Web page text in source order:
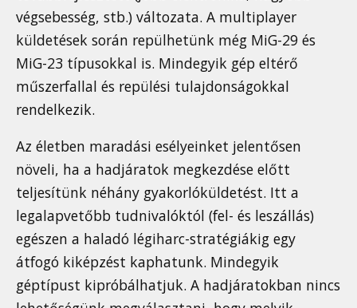
végsebesség, stb.) változata. A multiplayer
küldetések során repülhetünk még MiG-29 és
MiG-23 típusokkal is. Mindegyik gép eltérő
műszerfallal és repülési tulajdonságokkal
rendelkezik.
Az életben maradási esélyeinket jelentősen
növeli, ha a hadjáratok megkezdése előtt
teljesítünk néhány gyakorlóküldetést. Itt a
legalapvetőbb tudnivalóktól (fel- és leszállás)
egészen a haladó légiharc-stratégiákig egy
átfogó kiképzést kaphatunk. Mindegyik
géptípust kipróbálhatjuk. A hadjáratokban nincs